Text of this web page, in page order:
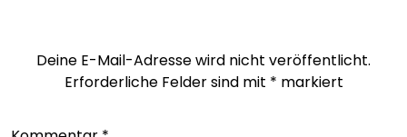
Deine E-Mail-Adresse wird nicht veröffentlicht.
Erforderliche Felder sind mit * markiert